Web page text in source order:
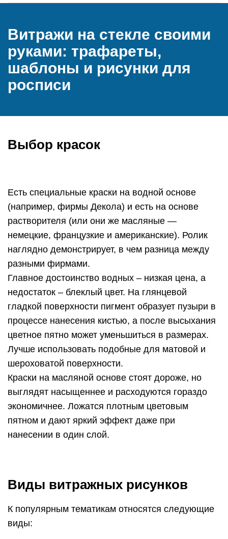
Витражи на стекле своими
руками: трафареты,
шаблоны и рисунки для
росписи
Выбор красок
Есть специальные краски на водной основе
(например, фирмы Декола) и есть на основе
растворителя (или они же масляные —
немецкие, французкие и американские). Ролик
наглядно демонстрирует, в чем разница между
разными фирмами.
Главное достоинство водных – низкая цена, а
недостаток – блеклый цвет. На глянцевой
гладкой поверхности пигмент образует пузыри в
процессе нанесения кистью, а после высыхания
цветное пятно может уменьшиться в размерах.
Лучше использовать подобные для матовой и
шероховатой поверхности.
Краски на масляной основе стоят дороже, но
выглядят насыщеннее и расходуются гораздо
экономичнее. Ложатся плотным цветовым
пятном и дают яркий эффект даже при
нанесении в один слой.
Виды витражных рисунков
К популярным тематикам относятся следующие
виды: